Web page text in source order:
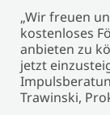
„Wir freuen
kostenloses
anbieten zu
jetzt
Trawinski,